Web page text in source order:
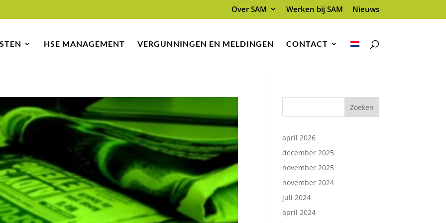
Over SAM Werken bij SAM Nieuws
HSE MANAGEMENT VERGUNNINGEN EN MELDINGEN CONTACT
Zoeken
april 2026
december 2025
november 2025
november 2024
juli 2024
april 2024